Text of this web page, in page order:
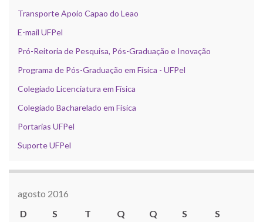
Transporte Apoio Capao do Leao
E-mail UFPel
Pró-Reitoria de Pesquisa, Pós-Graduação e Inovação
Programa de Pós-Graduação em Física - UFPel
Colegiado Licenciatura em Física
Colegiado Bacharelado em Física
Portarias UFPel
Suporte UFPel
agosto 2016
D
S T Q Q S
S